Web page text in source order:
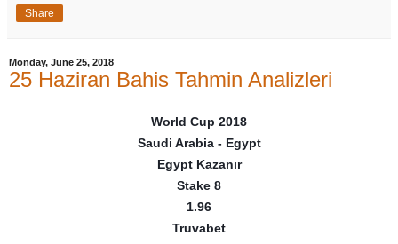
Share
Monday, June 25, 2018
25 Haziran Bahis Tahmin Analizleri
World Cup 2018
Saudi Arabia - Egypt
Egypt Kazanır
Stake 8
1.96
Truvabet